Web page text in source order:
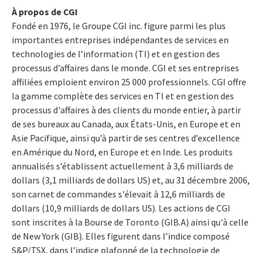
À propos de CGI
Fondé en 1976, le Groupe CGI inc. figure parmi les plus
importantes entreprises indépendantes de services en
technologies de l’information (TI) et en gestion des
processus d’affaires dans le monde. CGI et ses entreprises
affiliées emploient environ 25 000 professionnels. CGI offre
la gamme complète des services en TI et en gestion des
processus d'affaires à des clients du monde entier, à partir
de ses bureaux au Canada, aux États-Unis, en Europe et en
Asie Pacifique, ainsi qu’à partir de ses centres d’excellence
en Amérique du Nord, en Europe et en Inde. Les produits
annualisés s’établissent actuellement à 3,6 milliards de
dollars (3,1 milliards de dollars US) et, au 31 décembre 2006,
son carnet de commandes s'élevait à 12,6 milliards de
dollars (10,9 milliards de dollars US). Les actions de CGI
sont inscrites à la Bourse de Toronto (GIB.A) ainsi qu'à celle
de New York (GIB). Elles figurent dans l’indice composé
S&P/TSX, dans l’indice plafonné de la technologie de